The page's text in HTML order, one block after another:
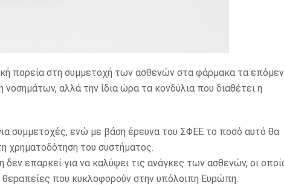
πορεία στη συμμετοχή των ασθενών στα φάρμακα τα
αλλά την ίδια ώρα τα κονδύλια που διαθέτει η
συμμετοχές, ενώ με βάση έρευνα του ΣΦΕΕ το ποσό αυτό θα
χρηματοδότηση του συστήματος.
επαρκεί για να καλύψει τις ανάγκες των ασθενών, οι
που κυκλοφορούν στην υπόλοιπη Ευρώπη.